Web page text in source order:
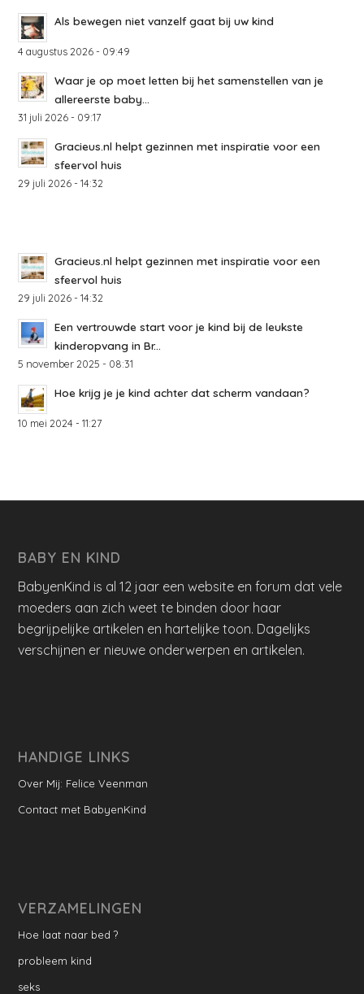
Als bewegen niet vanzelf gaat bij uw kind
4 augustus 2026 - 09:49
Waar je op moet letten bij het samenstellen van je
allereerste baby...
31 juli 2026 - 09:17
Gracieus.nl helpt gezinnen met inspiratie voor een
sfeervol huis
29 juli 2026 - 14:32
Gracieus.nl helpt gezinnen met inspiratie voor een
sfeervol huis
29 juli 2026 - 14:32
Een vertrouwde start voor je kind bij de leukste
kinderopvang in Br...
5 november 2025 - 08:31
Hoe krijg je je kind achter dat scherm vandaan?
10 mei 2024 - 11:27
BABY EN KIND
BabyenKind is al 12 jaar een website en forum dat vele
moeders aan zich weet te binden door haar
begrijpelijke artikelen en hartelijke toon. Dagelijks
verschijnen er nieuwe onderwerpen en artikelen.
HANDIGE LINKS
Over Mij: Felice Veenman
Contact met BabyenKind
VERZAMELINGEN
Hoe laat naar bed ?
probleem kind
seks